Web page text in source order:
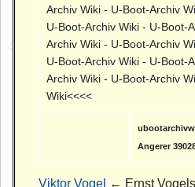
Archiv Wiki - U-Boot-Archiv
U-Boot-Archiv Wiki - U-Boot-
Archiv Wiki - U-Boot-Archiv
U-Boot-Archiv Wiki - U-Boot-
Archiv Wiki - U-Boot-Archiv
Wiki<<<<
Angerer
Viktor Vogel ← Ernst